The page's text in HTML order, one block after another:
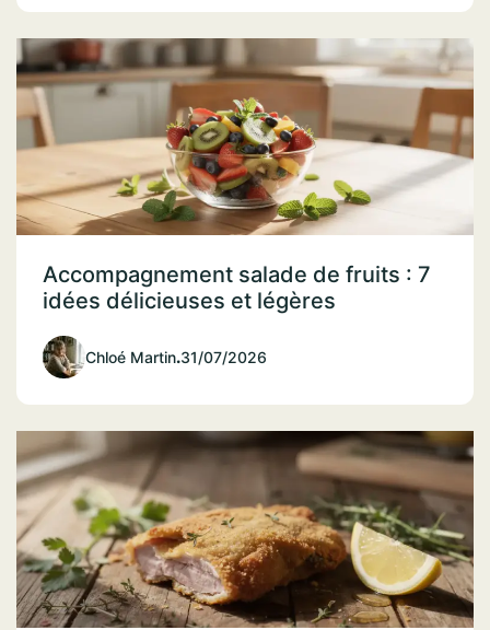
Accompagnement salade de fruits : 7
idées délicieuses et légères
Chloé Martin.31/07/2026